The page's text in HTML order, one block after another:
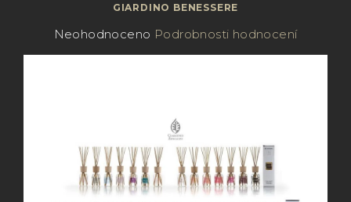
GIARDINO BENESSERE
Průměrné
hvězdiček.
Neohodnoceno Podrobnosti hodnocení